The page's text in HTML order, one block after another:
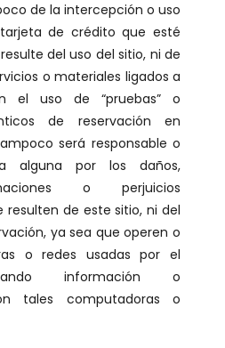
de la intercepción o uso
de crédito que esté
del uso del sitio, ni de
o materiales ligados a
el uso de “pruebas” o
de reservación en
será responsable o
alguna por los daños,
o perjuicios
resulten de este sitio, ni del
ya sea que operen o
o redes usadas por el
información o
tales computadoras o